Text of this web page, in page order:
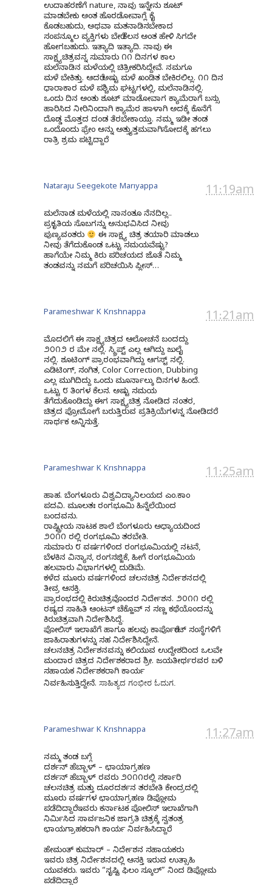
ಉದಾಹರಣೆಗೆ nature, ನಾವು ಇನ್ನೇನು ಶೂಟ್
ಮಾಡಬೇಕು ಅಂತ ಹೊರಡೋವಾಗ್ಲೆ ಕೈ
ಕೊಡಬಹುದು, ಅಥವಾ ಮತನಾಡಿಸಬೇಕಾದ
ಸಂಪನ್ಮೂಲ ವ್ಯಕ್ತಿಗಳು ಬೇರೆ ಕೆಲಸ ಅಂತ ಹೇಳಿ ಸಿಗದೇ
ಹೋಗಬಹುದು. ಇತ್ಯಾದಿ ಇತ್ಯಾದಿ. ನಾವು ಈ
ಸಾಕ್ಷ್ಯಚಿತ್ರವನ್ನ ಸುಮಾರು ೧೧ ದಿನಗಳ ಕಾಲ
ಮಲೆನಾಡಿನ ಮಳೆಯಲ್ಲಿ ಚಿತ್ರೀಕರಿಸಿದ್ದೇವೆ. ನಮಗೂ
ಮಳೆ ಬೇಕಿತ್ತು. ಆದರೆ ಅಷ್ಟು ಮಳೆ ಖಂಡಿತ ಬೇಕಿರಲಿಲ್ಲ. ೧೧ ದಿನ
ಧಾರಾಕಾರ ಮಳೆ ಪಶ್ಚಿಮ ಘಟ್ಟಗಳಲ್ಲಿ, ಮಲೆನಾಡಿನಲ್ಲಿ.
ಒಂದು ದಿನ ಅಂತು ಶೂಟ್ ಮಾಡೋವಾಗ ಕ್ಯಾಮೆರಾಗೆ ಬಸ್ಸು
ಹಾರಿಸಿದ ನೀರಿನಿಂದಾಗಿ ಕ್ಯಾಮೆರ ಹಾಳಾಗಿ ಅದಕ್ಕೆ ಕೊನೆಗೆ
ದೊಡ್ಡ ಮೊತ್ತದ ದಂಡ ತೆರಬೇಕಾಯ್ತು. ನಮ್ಮ ಇಡೀ ತಂಡ
ಒಂದೊಂದು ಫ್ರೇಂ ಅನ್ನು ಅತ್ತ್ಯುತ್ತಮವಾಗಿಸೋದಕ್ಕೆ ಹಗಲು
ರಾತ್ರಿ ಶ್ರಮ ಪಟ್ಟಿದ್ದಾರೆ.
11:19am
Nataraju Seegekote Mariyappa
ಮಲೆನಾಡ ಮಳೆಯಲ್ಲಿ ನಾನಂತೂ ನೆನದಿಲ್ಲ..
ಪ್ರಕೃತಿಯ ಸೊಬಗನ್ನು ಅನುಭವಿಸಿದ ನೀವು
ಪುಣ್ಯವಂತರು
ಈ ಸಾಕ್ಷ್ಯ ಚಿತ್ರ ತಯಾರಿ ಮಾಡಲು
ನೀವು ತೆಗೆದುಕೊಂಡ ಒಟ್ಟು ಸಮಯವೆಷ್ಟು?
ಹಾಗೆಯೇ ನಿಮ್ಮ ಕಿರು ಪರಿಚಯದ ಜೊತೆ ನಿಮ್ಮ
ತಂಡವನ್ನು ನಮಗೆ ಪರಿಚಯಿಸಿ ಪ್ಲೀಸ್…
11:21am
Parameshwar K Krishnappa
ಮೊದಲಿಗೆ ಈ ಸಾಕ್ಷ್ಯಚಿತ್ರದ ಆಲೋಚನೆ ಬಂದದ್ದು
೨೦೧೨ ರ ಮೇ ನಲ್ಲಿ. ಸ್ಕ್ರಿಪ್ಟ್ ಎಲ್ಲ ಆಗಿದ್ದು ಜುಲೈ
ನಲ್ಲಿ. ಶೂಟಿಂಗ್ ಪ್ರಾರಂಭವಾಗಿದ್ದು ಆಗಸ್ಟ್ ನಲ್ಲಿ.
ಎಡಿಟಿಂಗ್, ಸಂಗಿತ, Color Correction, Dubbing
ಎಲ್ಲ ಮುಗಿದಿದ್ದು ಒಂದು ಮೂರ್ನಾಲ್ಕು ದಿನಗಳ ಹಿಂದೆ.
ಒಟ್ಟು ೮ ತಿಂಗಳ ಕೆಲಸ. ಅಷ್ಟು ಸಮಯ
ತೆಗೆದುಕೊಂಡಿದ್ದು ಈಗ ಸಾಕ್ಷ್ಯಚಿತ್ರ ನೋಡಿದ ನಂತರ,
ಚಿತ್ರದ ಪ್ರೋಮೋಗೆ ಬರುತ್ತಿರುವ ಪ್ರತಿಕ್ರಿಯೆಗಳನ್ನ ನೋಡಿದರೆ
ಸಾರ್ಥಕ ಅನ್ನಿಸುತ್ತೆ.
11:25am
Parameshwar K Krishnappa
ಹಾಹ. ಬೆಂಗಳೂರು ವಿಶ್ವವಿದ್ಯಾನಿಲಯದ ಎಂ.ಕಾಂ
ಪದವಿ. ಮೂಲತಃ ರಂಗಭೂಮಿ ಹಿನ್ನೆಲೆಯಿಂದ
ಬಂದವನು.
ರಾಷ್ಟ್ರೀಯ ನಾಟಕ ಶಾಲೆ ಬೆಂಗಳೂರು ಅಧ್ಯಾಯದಿಂದ
೨೦೧೧ ರಲ್ಲಿ ರಂಗಭೂಮಿ ತರಬೇತಿ.
ಸುಮಾರು ೮ ವರ್ಷಗಳಿಂದ ರಂಗಭೂಮಿಯಲ್ಲಿ ನಟನೆ,
ಬೆಳಕಿನ ವಿನ್ಯಾಸ, ರಂಗಸಜ್ಜಿಕೆ, ಹೀಗೆ ರಂಗಭೂಮಿಯ
ಹಲವಾರು ವಿಭಾಗಗಳಲ್ಲಿ ದುಡಿಮೆ.
ಕಳೆದ ಮೂರು ವರ್ಷಗಳಿಂದ ಚಲನಚಿತ್ರ ನಿರ್ದೇಶನದಲ್ಲಿ
ತೀವ್ರ ಆಸಕ್ತಿ.
ಪ್ರಾರಂಭದಲ್ಲಿ ಕಿರುಚಿತ್ರವೊಂದರ ನಿರ್ದೇಶನ. ೨೦೧೧ ರಲ್ಲಿ
ರಷ್ಯದ ಸಾಹಿತಿ ಆಂಟನ್ ಚೆಕ್ಹೊವ್ ನ ಸಣ್ಣ ಕಥೆಯೊಂದನ್ನು
ಕಿರುಚಿತ್ರವಾಗಿ ನಿರ್ದೇಶಿಸಿದ್ದೆ.
ಪೋಲಿಸ್ ಇಲಾಖೆಗೆ ಹಾಗೂ ಹಲವು ಕಾರ್ಪೊರೇಟ್ ಸಂಸ್ಥೆಗಳಿಗೆ
ಜಾಹಿರಾತುಗಳನ್ನು ಸಹ ನಿರ್ದೇಶಿಸಿದ್ದೇನೆ.
ಚಲನಚಿತ್ರ ನಿರ್ದೇಶನವನ್ನು ಕಲಿಯುವ ಉದ್ದೇಶದಿಂದ ಒಲವೇ
ಮಂದಾರ ಚಿತ್ರದ ನಿರ್ದೇಶಕರಾದ ಶ್ರೀ. ಜಯತೀರ್ಥರವರ ಬಳಿ
ಸಹಾಯಕ ನಿರ್ದೇಶಕರಾಗಿ ಕಾರ್ಯ
ನಿರ್ವಹಿಸುತ್ತಿದ್ದೇನೆ. ಸಾಹಿತ್ಯದ ಗಂಭೀರ ಓದುಗ.
11:27am
Parameshwar K Krishnappa
ನಮ್ಮ ತಂಡ ಬಗ್ಗೆ
ದರ್ಶನ್ ಹೆಬ್ಬಾಳ್ – ಛಾಯಾಗ್ರಹಣ
ದರ್ಶನ್ ಹೆಬ್ಬಾಳ್ ರವರು ೨೦೧೧ರಲ್ಲಿ ಸರ್ಕಾರಿ
ಚಲನಚಿತ್ರ ಮತ್ತು ದೂರದರ್ಶನ ತರಬೇತಿ ಕೇಂದ್ರದಲ್ಲಿ
ಮೂರು ವರ್ಷಗಳ ಛಾಯಾಗ್ರಹಣ ಡಿಪ್ಲೋಮ
ಪಡೆದಿದ್ದಾರೆ. ಇವರು ಕರ್ನಾಟಕ ಪೋಲಿಸ್ ಇಲಾಖೆಗಾಗಿ
ನಿರ್ಮಿಸಿದ ಸಾರ್ವಜನಿಕ ಜಾಗ್ರತಿ ಚಿತ್ರಕ್ಕೆ ಸ್ವತಂತ್ರ
ಛಾಯಗ್ರಾಹಕರಾಗಿ ಕಾರ್ಯ ನಿರ್ವಹಿಸಿದ್ದಾರೆ.
ಹೇಮಂತ್ ಕುಮಾರ್ – ನಿರ್ದೇಶನ ಸಹಾಯಕರು
ಇವರು ಚಿತ್ರ ನಿರ್ದೇಶನದಲ್ಲಿ ಆಸಕ್ತಿ ಇರುವ ಉತ್ಸಾಹಿ
ಯುವಕರು. ಇವರು “ಸೃಷ್ಟಿ ಫಿಲಂ ಸ್ಕೂಲ್” ನಿಂದ ಡಿಪ್ಲೋಮ
ಪಡೆದಿದ್ದಾರೆ.